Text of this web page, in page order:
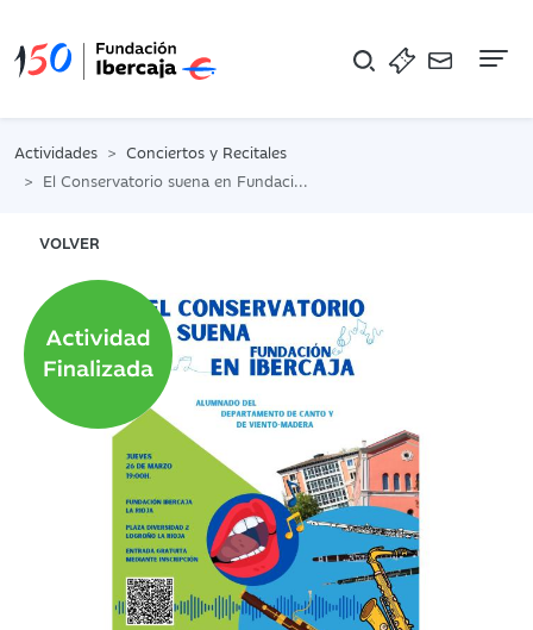
Actividades
Conciertos y Recitales
El Conservatorio suena en Fundación Ibercaja. Departamentos de Viento Madera y Canto
VOLVER